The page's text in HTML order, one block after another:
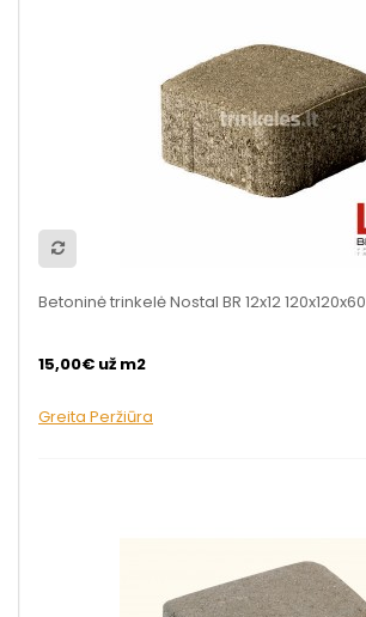
Betoninė trinkelė Nostal BR 12x12 120x120x60
15,00€ už m2
Greita Peržiūra